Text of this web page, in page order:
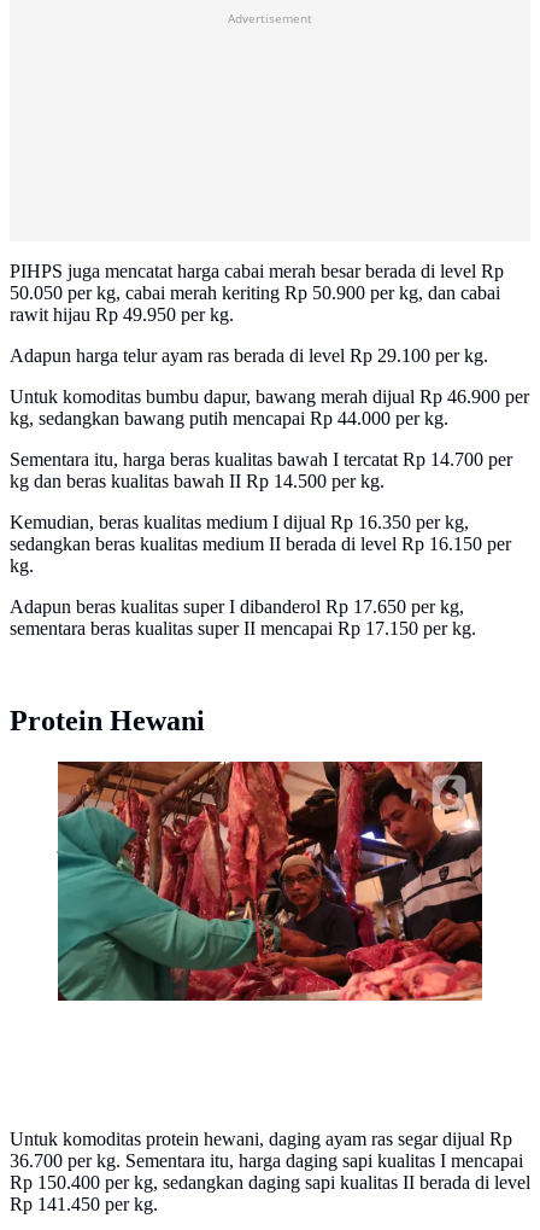
Advertisement
PIHPS juga mencatat harga cabai merah besar berada di level Rp
50.050 per kg, cabai merah keriting Rp 50.900 per kg, dan cabai
rawit hijau Rp 49.950 per kg.
Adapun harga telur ayam ras berada di level Rp 29.100 per kg.
Untuk komoditas bumbu dapur, bawang merah dijual Rp 46.900 per
kg, sedangkan bawang putih mencapai Rp 44.000 per kg.
Sementara itu, harga beras kualitas bawah I tercatat Rp 14.700 per
kg dan beras kualitas bawah II Rp 14.500 per kg.
Kemudian, beras kualitas medium I dijual Rp 16.350 per kg,
sedangkan beras kualitas medium II berada di level Rp 16.150 per
kg.
Adapun beras kualitas super I dibanderol Rp 17.650 per kg,
sementara beras kualitas super II mencapai Rp 17.150 per kg.
Protein Hewani
Pedagang daging sapi melayani pembeli di Pasar
Senen, Jakarta, Selasa (26/4/2022). Harga sejumlah
bahan pangan di Jakarta terpantau mengalami kenaikan
jelang Lebaran, di antaranya daging sapi dan ayam.
(Liputan6.com/Angga Yuniar)
Untuk komoditas protein hewani, daging ayam ras segar dijual Rp
36.700 per kg. Sementara itu, harga daging sapi kualitas I mencapai
Rp 150.400 per kg, sedangkan daging sapi kualitas II berada di level
Rp 141.450 per kg.